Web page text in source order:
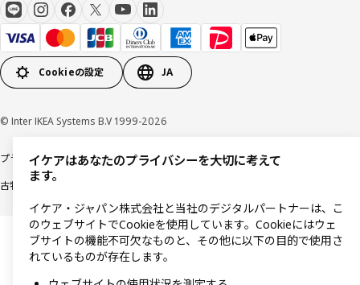
Cookieの設定 JA
© Inter IKEA Systems B.V 1999-2026
プライバシーポリシー利用規約Cookieポリシー特定商取引法に基づく表記
古物営業法に基づく表記
イケアはあなたのプライバシーを大切に考えて
ます。
イケア・ジャパン株式会社と当社のデジタルパートナーは、こ
のウェブサイトでCookieを使用しています。Cookieにはウェ
ブサイトの機能不可欠なものと、その他に以下の目的で使用さ
れているものが存在します。